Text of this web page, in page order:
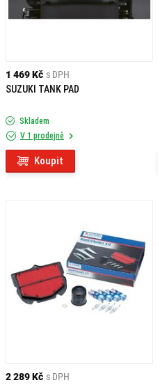
1 469 Kč s DPH
SUZUKI TANK PAD
Skladem
V 1 prodejně
Koupit
2 289 Kč s DPH